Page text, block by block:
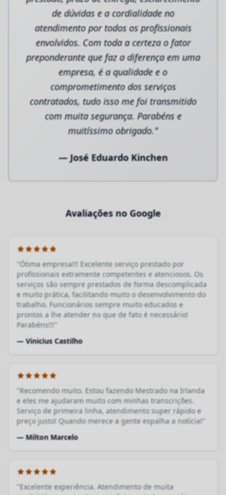
de dúvidas e a cordialidade no
atendimento por todos os profissionais
envolvidos. Com toda a certeza o fator
preponderante que faz a diferença em uma
empresa, é a qualidade e o
comprometimento dos serviços
contratados, tudo isso me foi transmitido
com muita segurança. Parabéns e
muitíssimo obrigado."
— José Eduardo Kinchen
Avaliações no Google
"Ótima empresa!!! Excelente serviço prestado por
profissionais extramente competentes e atenciosos. Os
serviços são sempre prestados de forma descomplicada
e muito prática, facilitando muito o desenvolvimento do
trabalho. Funcionários sempre muito educados e
prontos a lhe atender no que de fato é necessário!
Parabéns!!!"
— Vinicius Castilho
"Recomendo muito. Estou fazendo Mestrado na Irlanda
e eles me ajudaram muito com minhas transcrições.
Serviço de primeira linha, atendimento super rápido e
preço justo! Quando merece a gente espalha a notícia!"
— Milton Marcelo
"Excelente experiência. Atendimento de muita